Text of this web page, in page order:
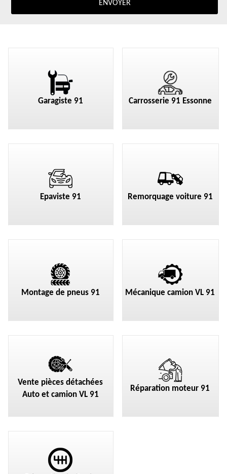
Garagiste 91 Carrosserie 91 Essonne
Epaviste 91 Remorquage voiture 91
Montage de pneus 91 Mécanique camion VL 91
Vente pièces détachées
Auto et camion VL 91
Réparation moteur 91